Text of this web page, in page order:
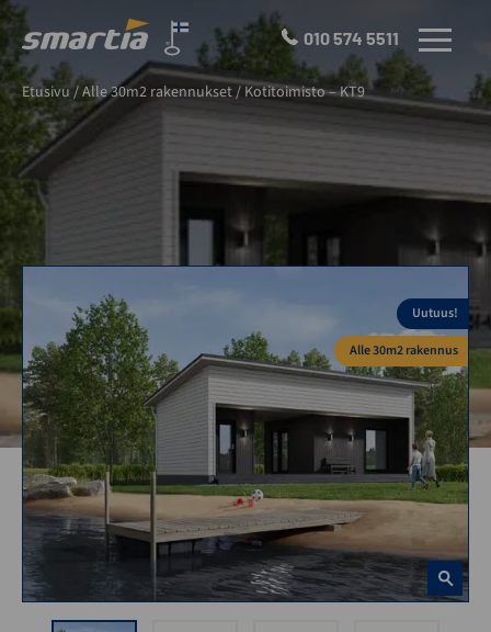
Skip
to
content
Smartia
Oy
010 574 5511 VALIKKO
Etusivu/Alle 30m2 rakennukset/ Kotitoimisto – KT9
Uutuus!
Alle 30m2 rakennus